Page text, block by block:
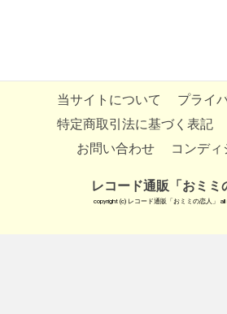
当サイトについて
プライ
特定商取引法に基づく表記
お問い合わせ
コンデ
レコード通販「おミミ
copyright (c) レコード通販「おミミの恋人」